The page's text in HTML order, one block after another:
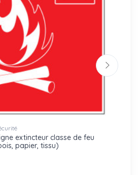
extincteur classe de feu
papier, tissu)